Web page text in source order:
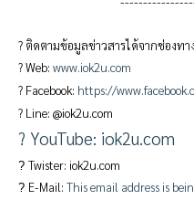
? ติดตามข้อมูลข่าวสารได้จากช่องทา
? Web: www.iok2u.com
? Facebook: https://
? Line: @iok2u.com
? YouTube: iok2u.com
? Twister: iok2u.com
? E-Mail: This email address is